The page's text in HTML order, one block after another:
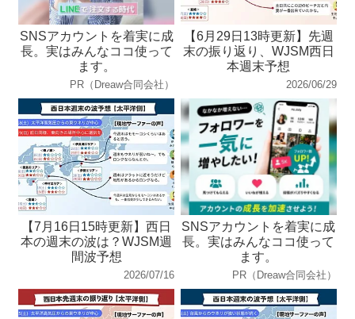
SNSアカウントを着実に成
長。実はみんなココ使って
ます。
PR（Dreaw合同会社）
【6月29日13時更新】先週
末の振り返り、WJSM西日
本週末予想
2026/06/29
【7月16日15時更新】西日
本の週末の波は？WJSM週
間波予想
2026/07/16
SNSアカウントを着実に成
長。実はみんなココ使って
ます。
PR（Dreaw合同会社）